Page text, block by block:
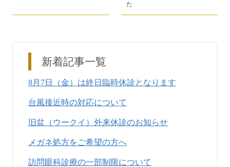
た
新着記事一覧
8月7日（金）は終日臨時休診となります
台風接近時の対応について
旧盆（ウークイ）外来休診のお知らせ
メガネ処方をご希望の方へ
訪問眼科診療の一部制限について